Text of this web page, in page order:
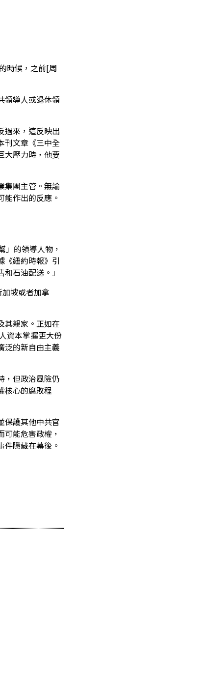
時候，之前[周
領導人或退休領
過來，這反映出
刊文章《三中全
大壓力時，他要
集團主管。無論
作出的反應。
的領導人物，
《紐約時報》引
石油配送。」
坡或者加拿
其親家。正如在
資本掌握更大份
泛的新自由主義
，但政治風險仍
核心的腐敗程
保護其他中共官
能危害政權，
隱藏在幕後。